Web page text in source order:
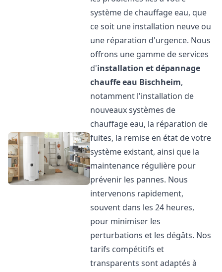
système de chauffage eau, que
ce soit une installation neuve ou
une réparation d'urgence. Nous
offrons une gamme de services
d'installation et dépannage
chauffe eau Bischheim,
notamment l'installation de
nouveaux systèmes de
chauffage eau, la réparation de
fuites, la remise en état de votre
système existant, ainsi que la
maintenance régulière pour
prévenir les pannes. Nous
intervenons rapidement,
souvent dans les 24 heures,
pour minimiser les
perturbations et les dégâts. Nos
tarifs compétitifs et
transparents sont adaptés à